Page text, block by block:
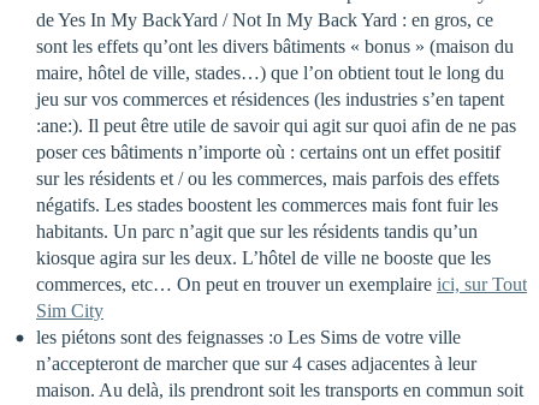
de Yes In My BackYard / Not In My Back Yard : en gros, ce
sont les effets qu’ont les divers bâtiments « bonus » (maison du
maire, hôtel de ville, stades…) que l’on obtient tout le long du
jeu sur vos commerces et résidences (les industries s’en tapent
:ane:). Il peut être utile de savoir qui agit sur quoi afin de ne pas
poser ces bâtiments n’importe où : certains ont un effet positif
sur les résidents et / ou les commerces, mais parfois des effets
négatifs. Les stades boostent les commerces mais font fuir les
habitants. Un parc n’agit que sur les résidents tandis qu’un
kiosque agira sur les deux. L’hôtel de ville ne booste que les
commerces, etc… On peut en trouver un exemplaire ici, sur Tout
Sim City
les piétons sont des feignasses :o Les Sims de votre ville
n’accepteront de marcher que sur 4 cases adjacentes à leur
maison. Au delà, ils prendront soit les transports en commun soit